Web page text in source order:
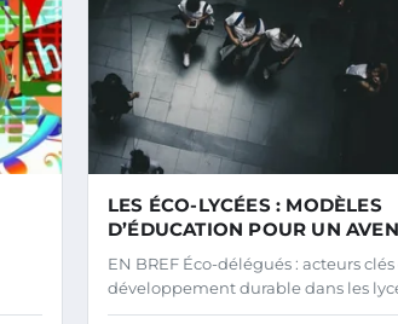
LES ÉCO-LYCÉES : MODÈLES
D’ÉDUCATION POUR UN
DURABLE
EN BREF Éco-délégués : acteurs
développement durable dans les